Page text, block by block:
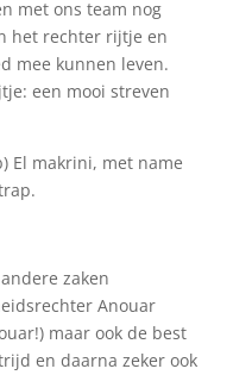
met ons team nog
het rechter rijtje en
mee kunnen leven.
een mooi streven
El makrini, met name
zaken
Anouar
maar ook de best
en daarna zeker ook